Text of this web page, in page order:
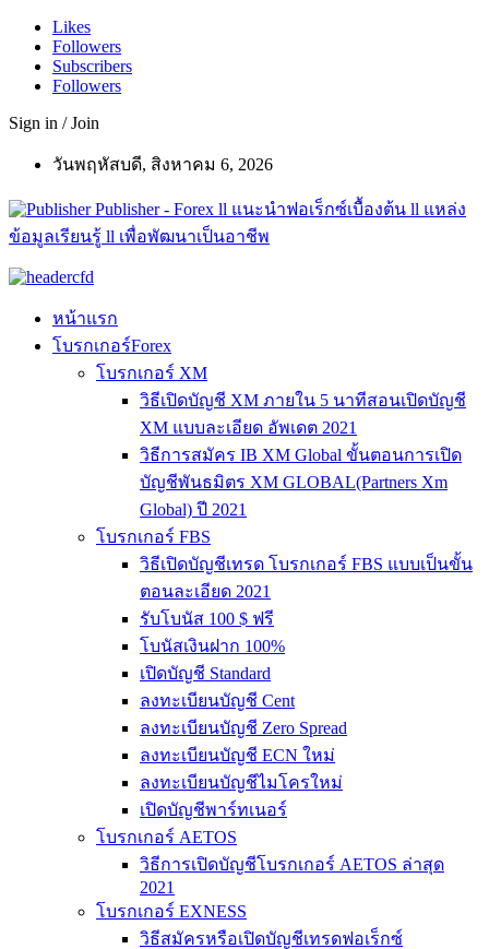
Likes
Followers
Subscribers
Followers
Sign in / Join
วันพฤหัสบดี, สิงหาคม 6, 2026
Publisher - Forex ll แนะนำฟอเร็กซ์เบื้องต้น ll แหล่ง
ข้อมูลเรียนรู้ ll เพื่อพัฒนาเป็นอาชีพ
หน้าแรก
โบรกเกอร์Forex
โบรกเกอร์ XM
วิธีเปิดบัญชี XM ภายใน 5 นาทีสอนเปิดบัญชี
XM แบบละเอียด อัพเดต 2021
วิธีการสมัคร IB XM Global ขั้นตอนการเปิด
บัญชีพันธมิตร XM GLOBAL(Partners Xm
Global) ปี 2021
โบรกเกอร์ FBS
วิธีเปิดบัญชีเทรด โบรกเกอร์ FBS แบบเป็นขั้น
ตอนละเอียด 2021
รับโบนัส 100 $ ฟรี
โบนัสเงินฝาก 100%
เปิดบัญชี Standard
ลงทะเบียนบัญชี Cent
ลงทะเบียนบัญชี Zero Spread
ลงทะเบียนบัญชี ECN ใหม่
ลงทะเบียนบัญชีไมโครใหม่
เปิดบัญชีพาร์ทเนอร์
โบรกเกอร์ AETOS
วิธีการเปิดบัญชีโบรกเกอร์ AETOS ล่าสุด
2021
โบรกเกอร์ EXNESS
วิธีสมัครหรือเปิดบัญชีเทรดฟอเร็กซ์